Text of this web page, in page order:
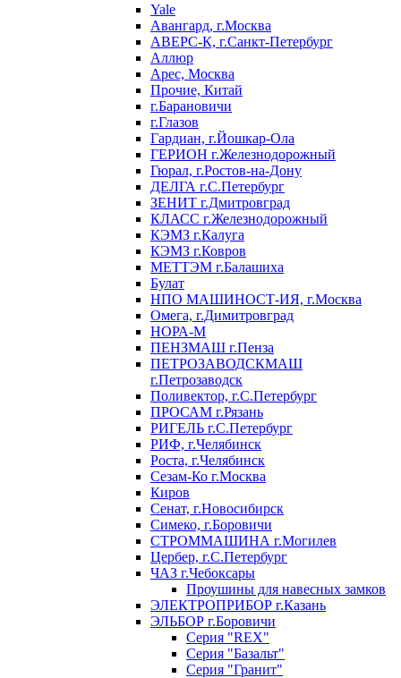
Yale
Авангард, г.Москва
АВЕРС-К, г.Санкт-Петербург
Аллюр
Арес, Москва
Прочие, Китай
г.Барановичи
г.Глазов
Гардиан, г.Йошкар-Ола
ГЕРИОН г.Железнодорожный
Гюрал, г.Ростов-на-Дону
ДЕЛГА г.С.Петербург
ЗЕНИТ г.Дмитровград
КЛАСС г.Железнодорожный
КЭМЗ г.Калуга
КЭМЗ г.Ковров
МЕТТЭМ г.Балашиха
Булат
НПО МАШИНОСТ-ИЯ, г.Москва
Омега, г.Димитровград
НОРА-М
ПЕНЗМАШ г.Пенза
ПЕТРОЗАВОДСКМАШ
г.Петрозаводск
Поливектор, г.С.Петербург
ПРОСАМ г.Рязань
РИГЕЛЬ г.С.Петербург
РИФ, г.Челябинск
Роста, г.Челябинск
Сезам-Ко г.Москва
Киров
Сенат, г.Новосибирск
Симеко, г.Боровичи
СТРОММАШИНА г.Могилев
Цербер, г.С.Петербург
ЧАЗ г.Чебоксары
Проушины для навесных замков
ЭЛЕКТРОПРИБОР г.Казань
ЭЛЬБОР г.Боровичи
Серия "REX"
Серия "Базальт"
Серия "Гранит"